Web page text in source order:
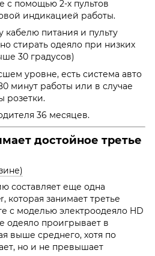
с помощью 2-х пультов
индикацией работы.
кабелю питания и пульту
стирать одеяло при низких
30 градусов)
уровне, есть система авто
минут работы или в случае
розетки.
36 месяцев.
достойное третье
составляет еще одна
, которая занимает третье
с моделью электроодеяло HD
одеяло проигрывает в
выше среднего, хотя по
но и не превышает